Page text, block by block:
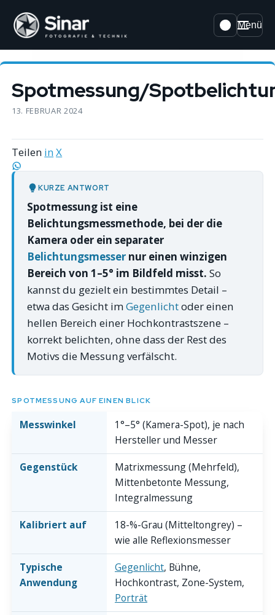
Menü
Spotmessung/
13. FEBRUAR 2024
Teilen inX
KURZE ANTWORT
Spotmessung ist eine
Belichtungsmessmethode, bei der die
Kamera oder ein separater
Belichtungsmessernur einen winzigen
Bereich von 1–5° im Bildfeld misst. So
kannst du gezielt ein bestimmtes Detail –
etwa das Gesicht imGegenlichtoder einen
hellen Bereich einer Hochkontrastszene –
korrekt belichten, ohne dass der Rest des
Motivs die Messung verfälscht.
SPOTMESSUNG AUF EINEN BLICK
Messwinkel
1°–5° (Kamera-Spot), je nach
Hersteller und Messer
Gegenstück
Matrixmessung (Mehrfeld),
Mittenbetonte Messung,
Integralmessung
Kalibriert auf
18-%-Grau (Mitteltongrey) –
wie alle Reflexionsmesser
Typische
Anwendung
Gegenlicht, Bühne,
Hochkontrast, Zone-System,
Porträt